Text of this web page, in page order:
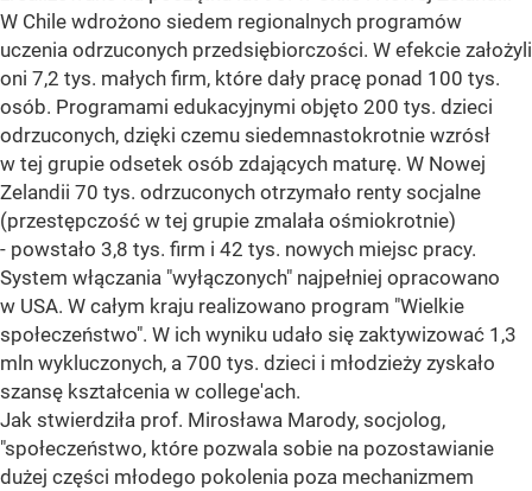
W Chile wdrożono siedem regionalnych programów
uczenia odrzuconych przedsiębiorczości. W efekcie założyli
oni 7,2 tys. małych firm, które dały pracę ponad 100 tys.
osób. Programami edukacyjnymi objęto 200 tys. dzieci
odrzuconych, dzięki czemu siedemnastokrotnie wzrósł
w tej grupie odsetek osób zdających maturę. W Nowej
Zelandii 70 tys. odrzuconych otrzymało renty socjalne
(przestępczość w tej grupie zmalała ośmiokrotnie)
- powstało 3,8 tys. firm i 42 tys. nowych miejsc pracy.
System włączania "wyłączonych" najpełniej opracowano
w USA. W całym kraju realizowano program "Wielkie
społeczeństwo". W ich wyniku udało się zaktywizować 1,3
mln wykluczonych, a 700 tys. dzieci i młodzieży zyskało
szansę kształcenia w college'ach.
Jak stwierdziła prof. Mirosława Marody, socjolog,
"społeczeństwo, które pozwala sobie na pozostawianie
dużej części młodego pokolenia poza mechanizmem